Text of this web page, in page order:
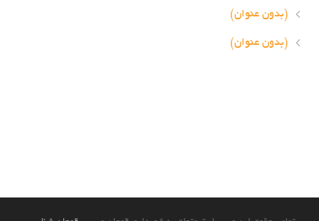
(بدون عنوان)
(بدون عنوان)